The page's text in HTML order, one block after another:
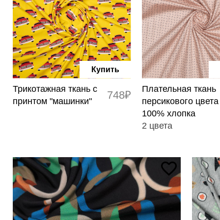
Купить
Трикотажная ткань с
принтом "машинки"
748₽
Плательная ткань
персикового цвета
100% хлопка
2 цвета